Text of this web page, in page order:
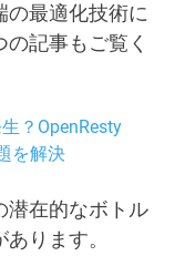
の最適化技術に
記事もご覧く
？OpenResty
を解決
潜在的なボトル
ります。